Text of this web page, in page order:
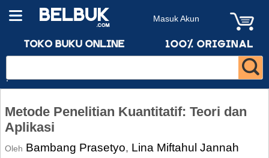
Masuk Akun
Metode Penelitian Kuantitatif: Teori dan
Aplikasi
Oleh Bambang Prasetyo, Lina Miftahul Jannah